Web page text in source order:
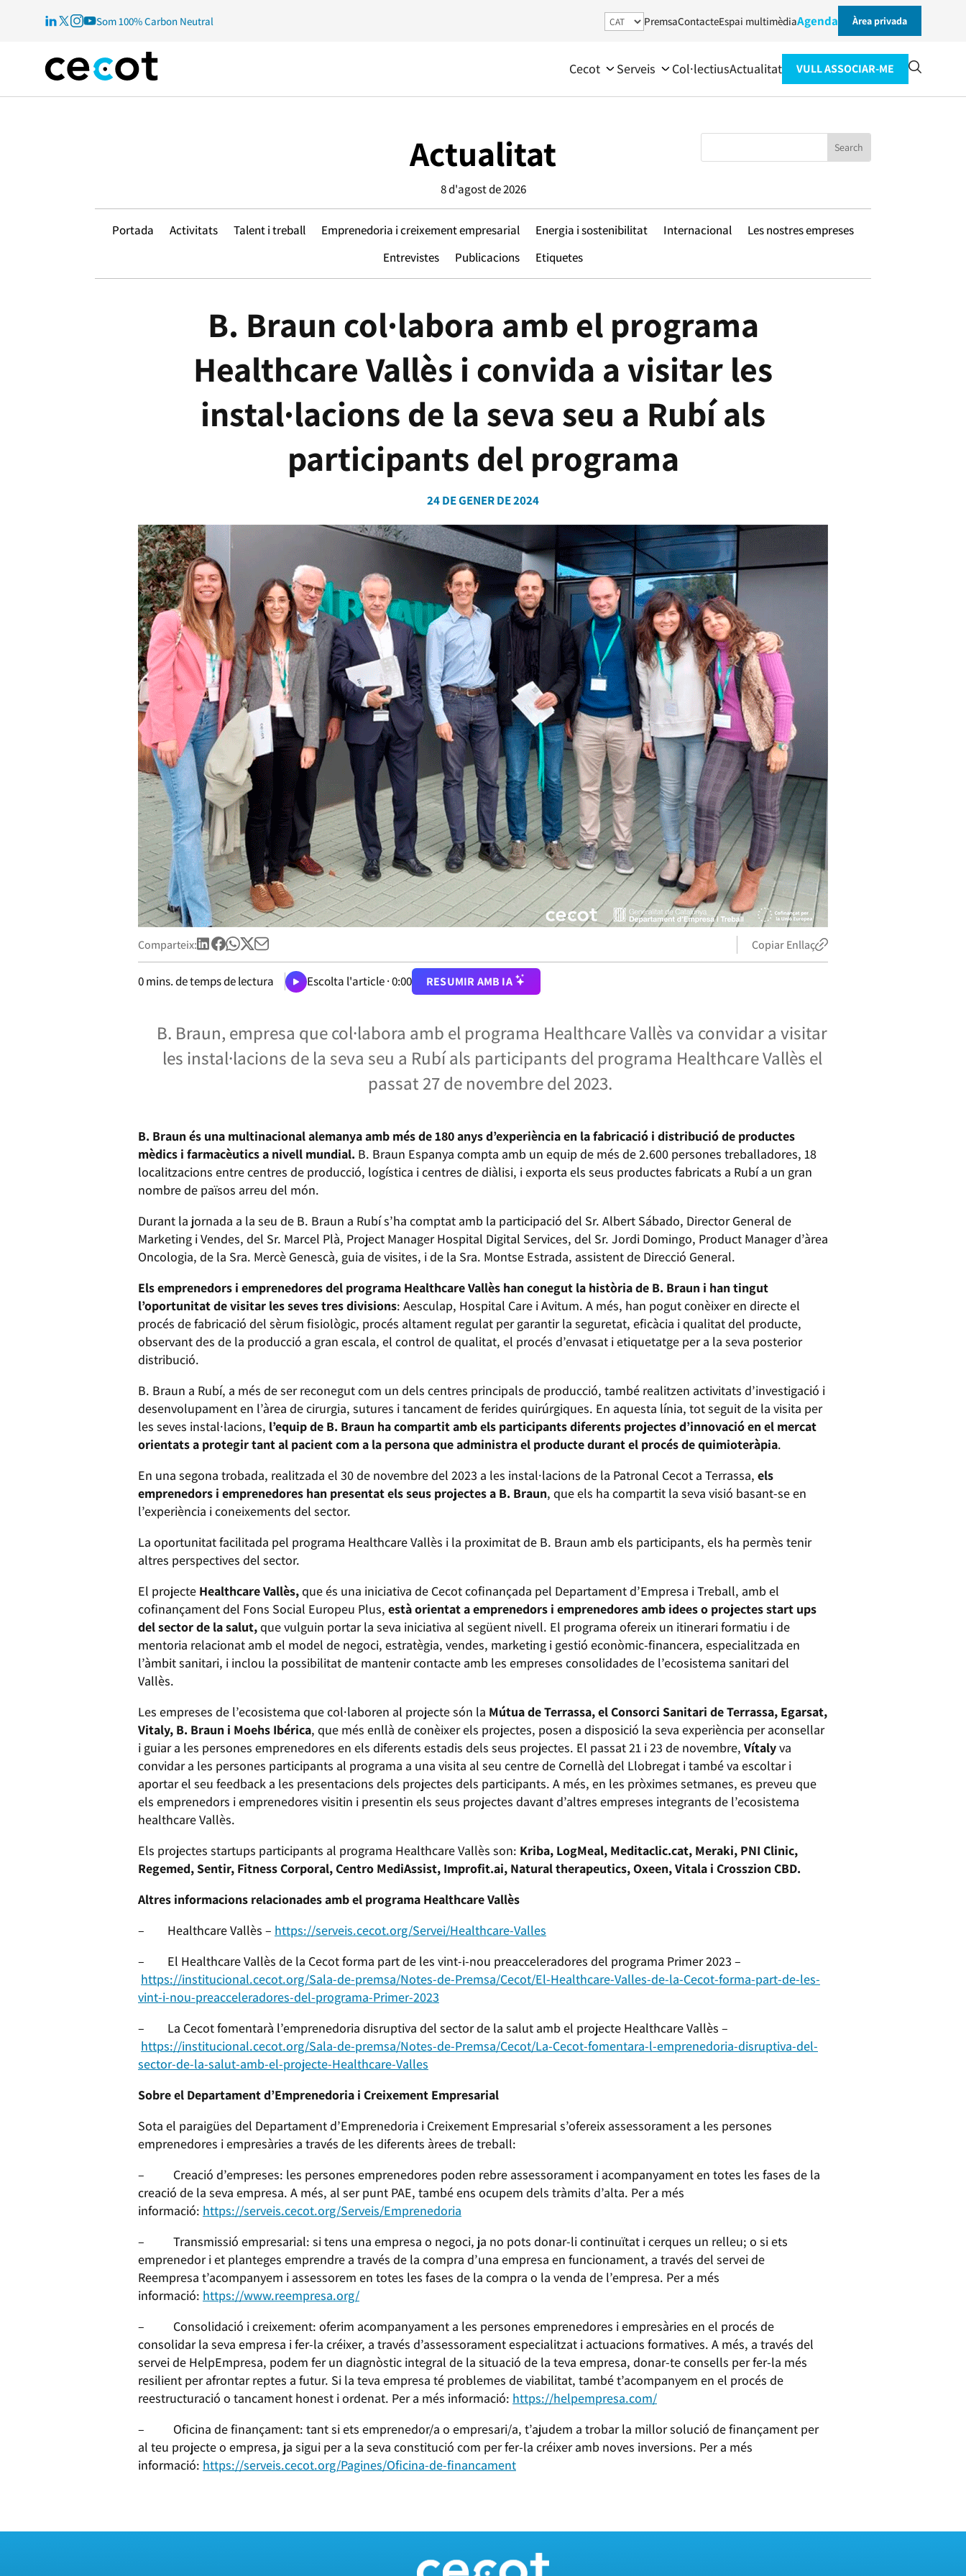
Som 100% Carbon Neutral PremsaContacteEspai multimèdiaAgenda Àrea privada
Cecot Serveis Col·lectiusActualitat VULL ASSOCIAR-ME
Actualitat
8 d'agost de 2026
Portada Activitats Talent i treball Emprenedoria i creixement empresarial Energia i sostenibilitat Internacional
Les nostres empreses
Entrevistes
Publicacions Etiquetes
B. Braun col·labora amb el programa
Healthcare Vallès i convida a visitar les
instal·lacions de la seva seu a Rubí als
participants del programa
24 DE GENER DE 2024
Comparteix: Copiar Enllaç
0mins. de temps de lectura Escolta l'article ·0:00 RESUMIR AMB IA
B. Braun, empresa que col·labora amb el programa Healthcare Vallès va convidar a visitar
les instal·lacions de la seva seu a Rubí als participants del programa Healthcare Vallès el
passat 27 de novembre del 2023.
B. Braun és una multinacional alemanya amb més de 180 anys d’experiència en la fabricació i distribució de productes
mèdics i farmacèutics a nivell mundial. B. Braun Espanya compta amb un equip de més de 2.600 persones treballadores, 18
localitzacions entre centres de producció, logística i centres de diàlisi, i exporta els seus productes fabricats a Rubí a un gran
nombre de països arreu del món.
Durant la jornada a la seu de B. Braun a Rubí s’ha comptat amb la participació del Sr. Albert Sábado, Director General de
Marketing i Vendes, del Sr. Marcel Plà, Project Manager Hospital Digital Services, del Sr. Jordi Domingo, Product Manager d’àrea
Oncologia, de la Sra. Mercè Genescà, guia de visites, i de la Sra. Montse Estrada, assistent de Direcció General.
Els emprenedors i emprenedores del programa Healthcare Vallès han conegut la història de B. Braun i han tingut
l’oportunitat de visitar les seves tres divisions: Aesculap, Hospital Care i Avitum. A més, han pogut conèixer en directe el
procés de fabricació del sèrum fisiològic, procés altament regulat per garantir la seguretat, eficàcia i qualitat del producte,
observant des de la producció a gran escala, el control de qualitat, el procés d’envasat i etiquetatge per a la seva posterior
distribució.
B. Braun a Rubí, a més de ser reconegut com un dels centres principals de producció, també realitzen activitats d’investigació i
desenvolupament en l’àrea de cirurgia, sutures i tancament de ferides quirúrgiques. En aquesta línia, tot seguit de la visita per
les seves instal·lacions, l’equip de B. Braun ha compartit amb els participants diferents projectes d’innovació en el mercat
orientats a protegir tant al pacient com a la persona que administra el producte durant el procés de quimioteràpia.
En una segona trobada, realitzada el 30 de novembre del 2023 a les instal·lacions de la Patronal Cecot a Terrassa, els
emprenedors i emprenedores han presentat els seus projectes a B. Braun, que els ha compartit la seva visió basant-se en
l’experiència i coneixements del sector.
La oportunitat facilitada pel programa Healthcare Vallès i la proximitat de B. Braun amb els participants, els ha permès tenir
altres perspectives del sector.
El projecte Healthcare Vallès,que és una iniciativa de Cecot cofinançada pel Departament d’Empresa i Treball, amb el
cofinançament del Fons Social Europeu Plus, està orientat a emprenedors i emprenedores amb idees o projectes start ups
del sector de la salut,que vulguin portar la seva iniciativa al següent nivell. El programa ofereix un itinerari formatiu i de
mentoria relacionat amb el model de negoci, estratègia, vendes, marketing i gestió econòmic-financera, especialitzada en
l’àmbit sanitari, i inclou la possibilitat de mantenir contacte amb les empreses consolidades de l’ecosistema sanitari del
Vallès.
Les empreses de l’ecosistema que col·laboren al projecte són la Mútua de Terrassa, el Consorci Sanitari de Terrassa, Egarsat,
Vitaly, B. Braun i Moehs Ibérica, que més enllà de conèixer els projectes, posen a disposició la seva experiència per aconsellar
i guiar a les persones emprenedores en els diferents estadis dels seus projectes. El passat 21 i 23 de novembre, Vítalyva
convidar a les persones participants al programa a una visita al seu centre de Cornellà del Llobregat i també va escoltar i
aportar el seu feedback a les presentacions dels projectes dels participants. A més, en les pròximes setmanes, es preveu que
els emprenedors i emprenedores visitin i presentin els seus projectes davant d’altres empreses integrants de l’ecosistema
healthcare Vallès.
Els projectes startups participants al programa Healthcare Vallès son: Kriba, LogMeal, Meditaclic.cat, Meraki, PNI Clinic,
Regemed, Sentir, Fitness Corporal, Centro MediAssist, Improfit.ai, Natural therapeutics, Oxeen, Vitala i Crosszion CBD.
Altres informacions relacionades amb el programa Healthcare Vallès
– Healthcare Vallès – https://serveis.cecot.org/Servei/Healthcare-Valles
– El Healthcare Vallès de la Cecot forma part de les vint-i-nou preacceleradores del programa Primer 2023 –
https://institucional.cecot.org/Sala-de-premsa/Notes-de-Premsa/Cecot/El-Healthcare-Valles-de-la-Cecot-forma-part-de-les-
vint-i-nou-preacceleradores-del-programa-Primer-2023
– La Cecot fomentarà l’emprenedoria disruptiva del sector de la salut amb el projecte Healthcare Vallès –
https://institucional.cecot.org/Sala-de-premsa/Notes-de-Premsa/Cecot/La-Cecot-fomentara-l-emprenedoria-disruptiva-del-
sector-de-la-salut-amb-el-projecte-Healthcare-Valles
Sobre el Departament d’Emprenedoria i Creixement Empresarial
Sota el paraigües del Departament d’Emprenedoria i Creixement Empresarial s’ofereix assessorament a les persones
emprenedores i empresàries a través de les diferents àrees de treball:
– Creació d’empreses: les persones emprenedores poden rebre assessorament i acompanyament en totes les fases de la
creació de la seva empresa. A més, al ser punt PAE, també ens ocupem dels tràmits d’alta. Per a més
informació: https://serveis.cecot.org/Serveis/Emprenedoria
– Transmissió empresarial: si tens una empresa o negoci, ja no pots donar-li continuïtat i cerques un relleu; o si ets
emprenedor i et planteges emprendre a través de la compra d’una empresa en funcionament, a través del servei de
Reempresa t’acompanyem i assessorem en totes les fases de la compra o la venda de l’empresa. Per a més
informació: https://www.reempresa.org/
– Consolidació i creixement: oferim acompanyament a les persones emprenedores i empresàries en el procés de
consolidar la seva empresa i fer-la créixer, a través d’assessorament especialitzat i actuacions formatives. A més, a través del
servei de HelpEmpresa, podem fer un diagnòstic integral de la situació de la teva empresa, donar-te consells per fer-la més
resilient per afrontar reptes a futur. Si la teva empresa té problemes de viabilitat, també t’acompanyem en el procés de
reestructuració o tancament honest i ordenat. Per a més informació: https://helpempresa.com/
– Oficina de finançament: tant si ets emprenedor/a o empresari/a, t’ajudem a trobar la millor solució de finançament per
al teu projecte o empresa, ja sigui per a la seva constitució com per fer-la créixer amb noves inversions. Per a més
informació: https://serveis.cecot.org/Pagines/Oficina-de-financament